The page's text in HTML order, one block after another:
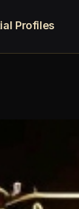
Profiles